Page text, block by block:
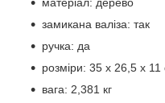
замикана валіза: так
ручка: да
розміри: 35 х 26,5 х 11
вага: 2,381 кг